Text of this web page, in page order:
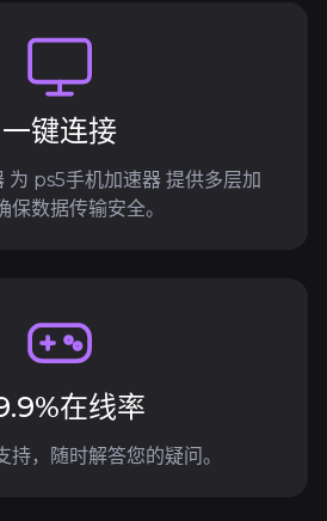
一键连接
为 ps5手机加速器 提供多层加
保数据传输安全。
在线率
持，随时解答您的疑问。